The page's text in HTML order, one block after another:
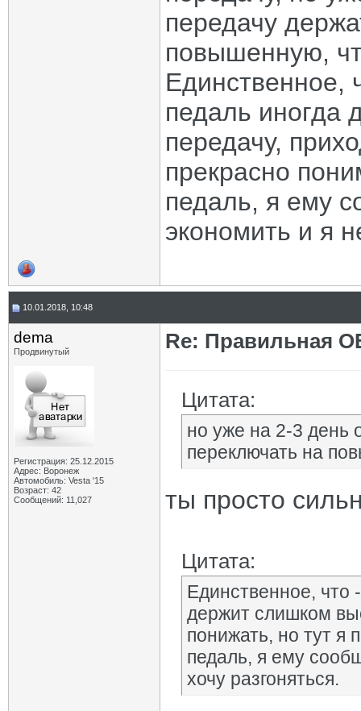
передачу
повышенную,
Единственное,
педаль иногда
передачу,
прекрасно
педаль, я ему
экономить и я
10.01.2018, 10:48
dema
Продвинутый
Регистрация: 25.12.2015
Адрес: Воронеж
Автомобиль: Vesta '15
Возраст: 42
Сообщений: 11,027
Re: Правильная
Цитата:
но уже на 2-3 день
переключать на
ты просто
Цитата:
Единственное, что
держит слишком
понижать, но тут я
педаль, я ему
хочу разгоняться.